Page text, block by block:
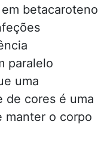
betacaroteno
paralelo
uma
de cores é uma
manter o corpo